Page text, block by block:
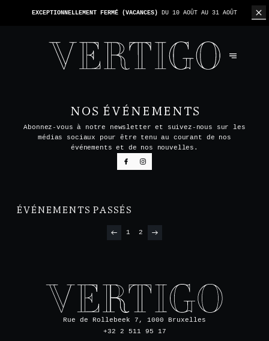
EXCEPTIONNELLEMENT FERMÉ (VACANCES) DU 10 AOÛT AU 31 AOÛT
NOS ÉVÉNEMENTS
Abonnez-vous à notre newsletter et suivez-nous sur les
médias sociaux pour être tenu au courant de nos
événements et de nos nouvelles.
ÉVÉNEMENTS PASSÉS
1 2
Rue de Rollebeek 7, 1000 Bruxelles
+32 2 511 95 17